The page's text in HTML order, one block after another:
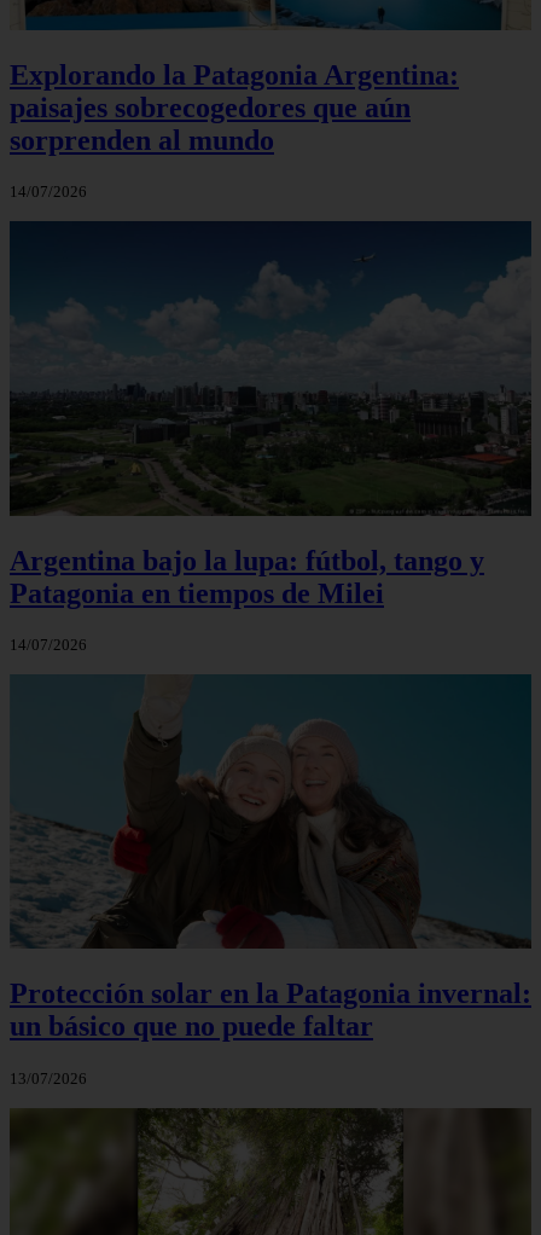
Explorando la Patagonia Argentina:
paisajes sobrecogedores que aún
sorprenden al mundo
14/07/2026
Argentina bajo la lupa: fútbol, tango y
Patagonia en tiempos de Milei
14/07/2026
Protección solar en la Patagonia invernal:
un básico que no puede faltar
13/07/2026